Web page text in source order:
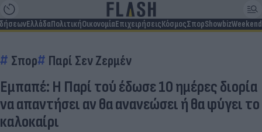
ΕλλάδαΠολιτικήΟικονομίαΕπιχειρήσειςΚόσμοςΣπορShowbizWeekend
Σπορ Παρί Σεν Ζερμέν
Εμπαπέ: Η Παρί τού έδωσε 10 ημέρες διορία
να απαντήσει αν θα ανανεώσει ή θα φύγει το
καλοκαίρι